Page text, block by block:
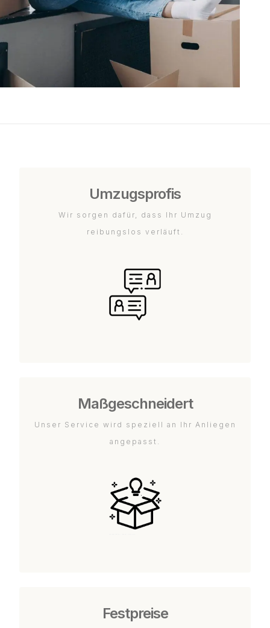
Umzugsprofis
Wir sorgen dafür, dass Ihr Umzug
reibungslos verläuft.
Maßgeschneidert
Unser Service wird speziell an Ihr Anliegen
angepasst.
Festpreise